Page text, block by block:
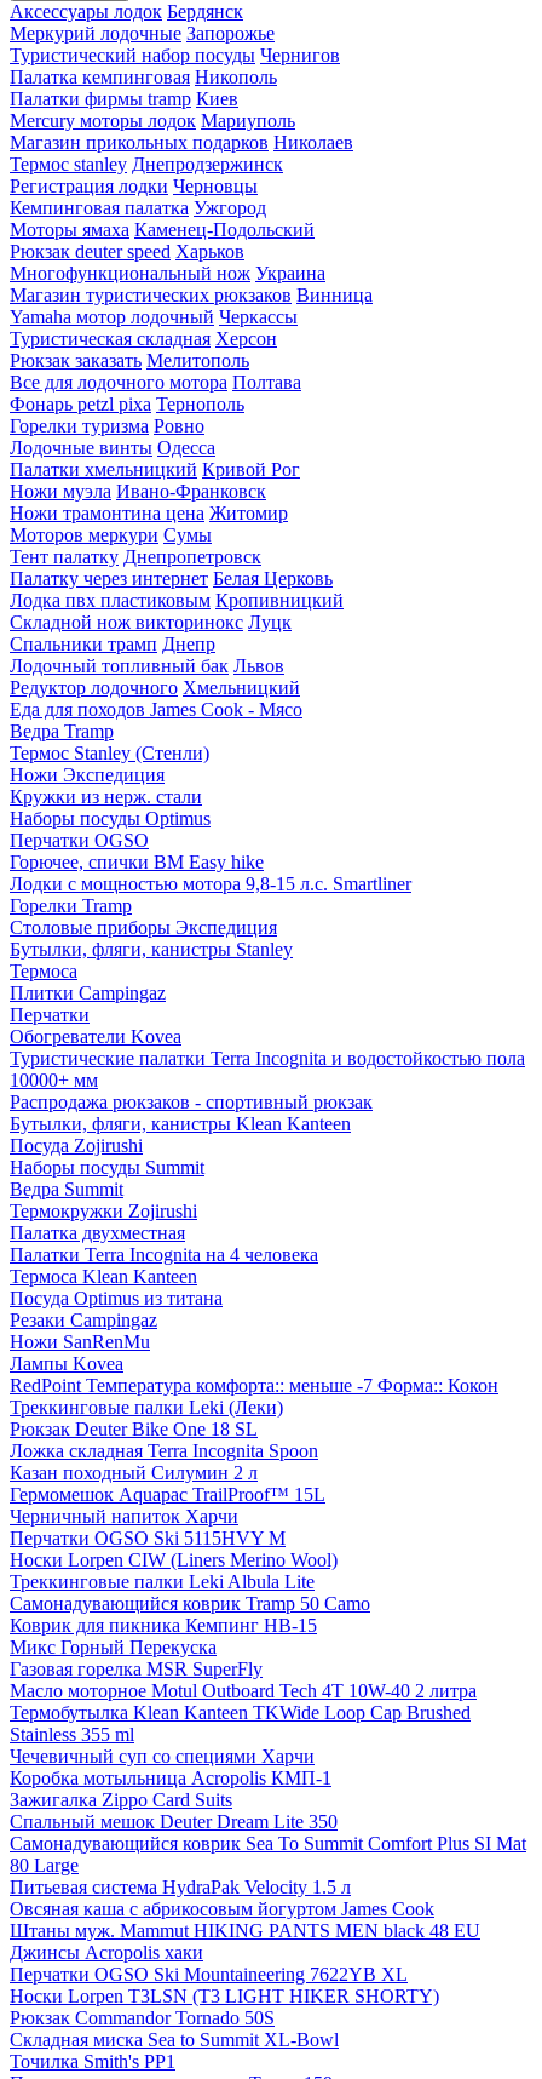
Аксессуары лодок Бердянск
Меркурий лодочные Запорожье
Туристический набор посуды Чернигов
Палатка кемпинговая Никополь
Палатки фирмы tramp Киев
Mercury моторы лодок Мариуполь
Магазин прикольных подарков Николаев
Термос stanley Днепродзержинск
Регистрация лодки Черновцы
Кемпинговая палатка Ужгород
Моторы ямаха Каменец-Подольский
Рюкзак deuter speed Харьков
Многофункциональный нож Украина
Магазин туристических рюкзаков Винница
Yamaha мотор лодочный Черкассы
Туристическая складная Херсон
Рюкзак заказать Мелитополь
Все для лодочного мотора Полтава
Фонарь petzl pixa Тернополь
Горелки туризма Ровно
Лодочные винты Одесса
Палатки хмельницкий Кривой Рог
Ножи муэла Ивано-Франковск
Ножи трамонтина цена Житомир
Моторов меркури Сумы
Тент палатку Днепропетровск
Палатку через интернет Белая Церковь
Лодка пвх пластиковым Кропивницкий
Складной нож викторинокс Луцк
Спальники трамп Днепр
Лодочный топливный бак Львов
Редуктор лодочного Хмельницкий
Еда для походов James Cook - Мясо
Ведра Tramp
Термос Stanley (Стенли)
Ножи Экспедиция
Кружки из нерж. стали
Наборы посуды Optimus
Перчатки OGSO
Горючее, спички BM Easy hike
Лодки с мощностью мотора 9,8-15 л.с. Smartliner
Горелки Tramp
Столовые приборы Экспедиция
Бутылки, фляги, канистры Stanley
Термоса
Плитки Campingaz
Перчатки
Обогреватели Kovea
Туристические палатки Terra Incognita и водостойкостью пола
10000+ мм
Распродажа рюкзаков - спортивный рюкзак
Бутылки, фляги, канистры Klean Kanteen
Посуда Zojirushi
Наборы посуды Summit
Ведра Summit
Термокружки Zojirushi
Палатка двухместная
Палатки Terra Incognita на 4 человека
Термоса Klean Kanteen
Посуда Optimus из титана
Резаки Campingaz
Ножи SanRenMu
Лампы Kovea
RedPoint Температура комфорта:: меньше -7 Форма:: Кокон
Треккинговые палки Leki (Леки)
Рюкзак Deuter Bike One 18 SL
Ложка складная Terra Incognita Spoon
Казан походный Силумин 2 л
Гермомешок Aquapac TrailProof™ 15L
Черничный напиток Харчи
Перчатки OGSO Ski 5115HVY M
Носки Lorpen CIW (Liners Merino Wool)
Треккинговые палки Leki Albula Lite
Самонадувающийся коврик Tramp 50 Camo
Коврик для пикника Кемпинг НВ-15
Микс Горный Перекуска
Газовая горелка MSR SuperFly
Масло моторное Motul Outboard Tech 4T 10W-40 2 литра
Термобутылка Klean Kanteen TKWide Loop Cap Brushed
Stainless 355 ml
Чечевичный суп со специями Харчи
Коробка мотыльница Acropolis КМП-1
Зажигалка Zippo Card Suits
Спальный мешок Deuter Dream Lite 350
Самонадувающийся коврик Sea To Summit Comfort Plus SI Mat
80 Large
Питьевая система HydraPak Velocity 1.5 л
Овсяная каша с абрикосовым йогуртом James Cook
Штаны муж. Mammut HIKING PANTS MEN black 48 EU
Джинсы Acropolis хаки
Перчатки OGSO Ski Mountaineering 7622YB XL
Носки Lorpen T3LSN (T3 LIGHT HIKER SHORTY)
Рюкзак Commandor Tornado 50S
Складная миска Sea to Summit XL-Bowl
Точилка Smith's PP1